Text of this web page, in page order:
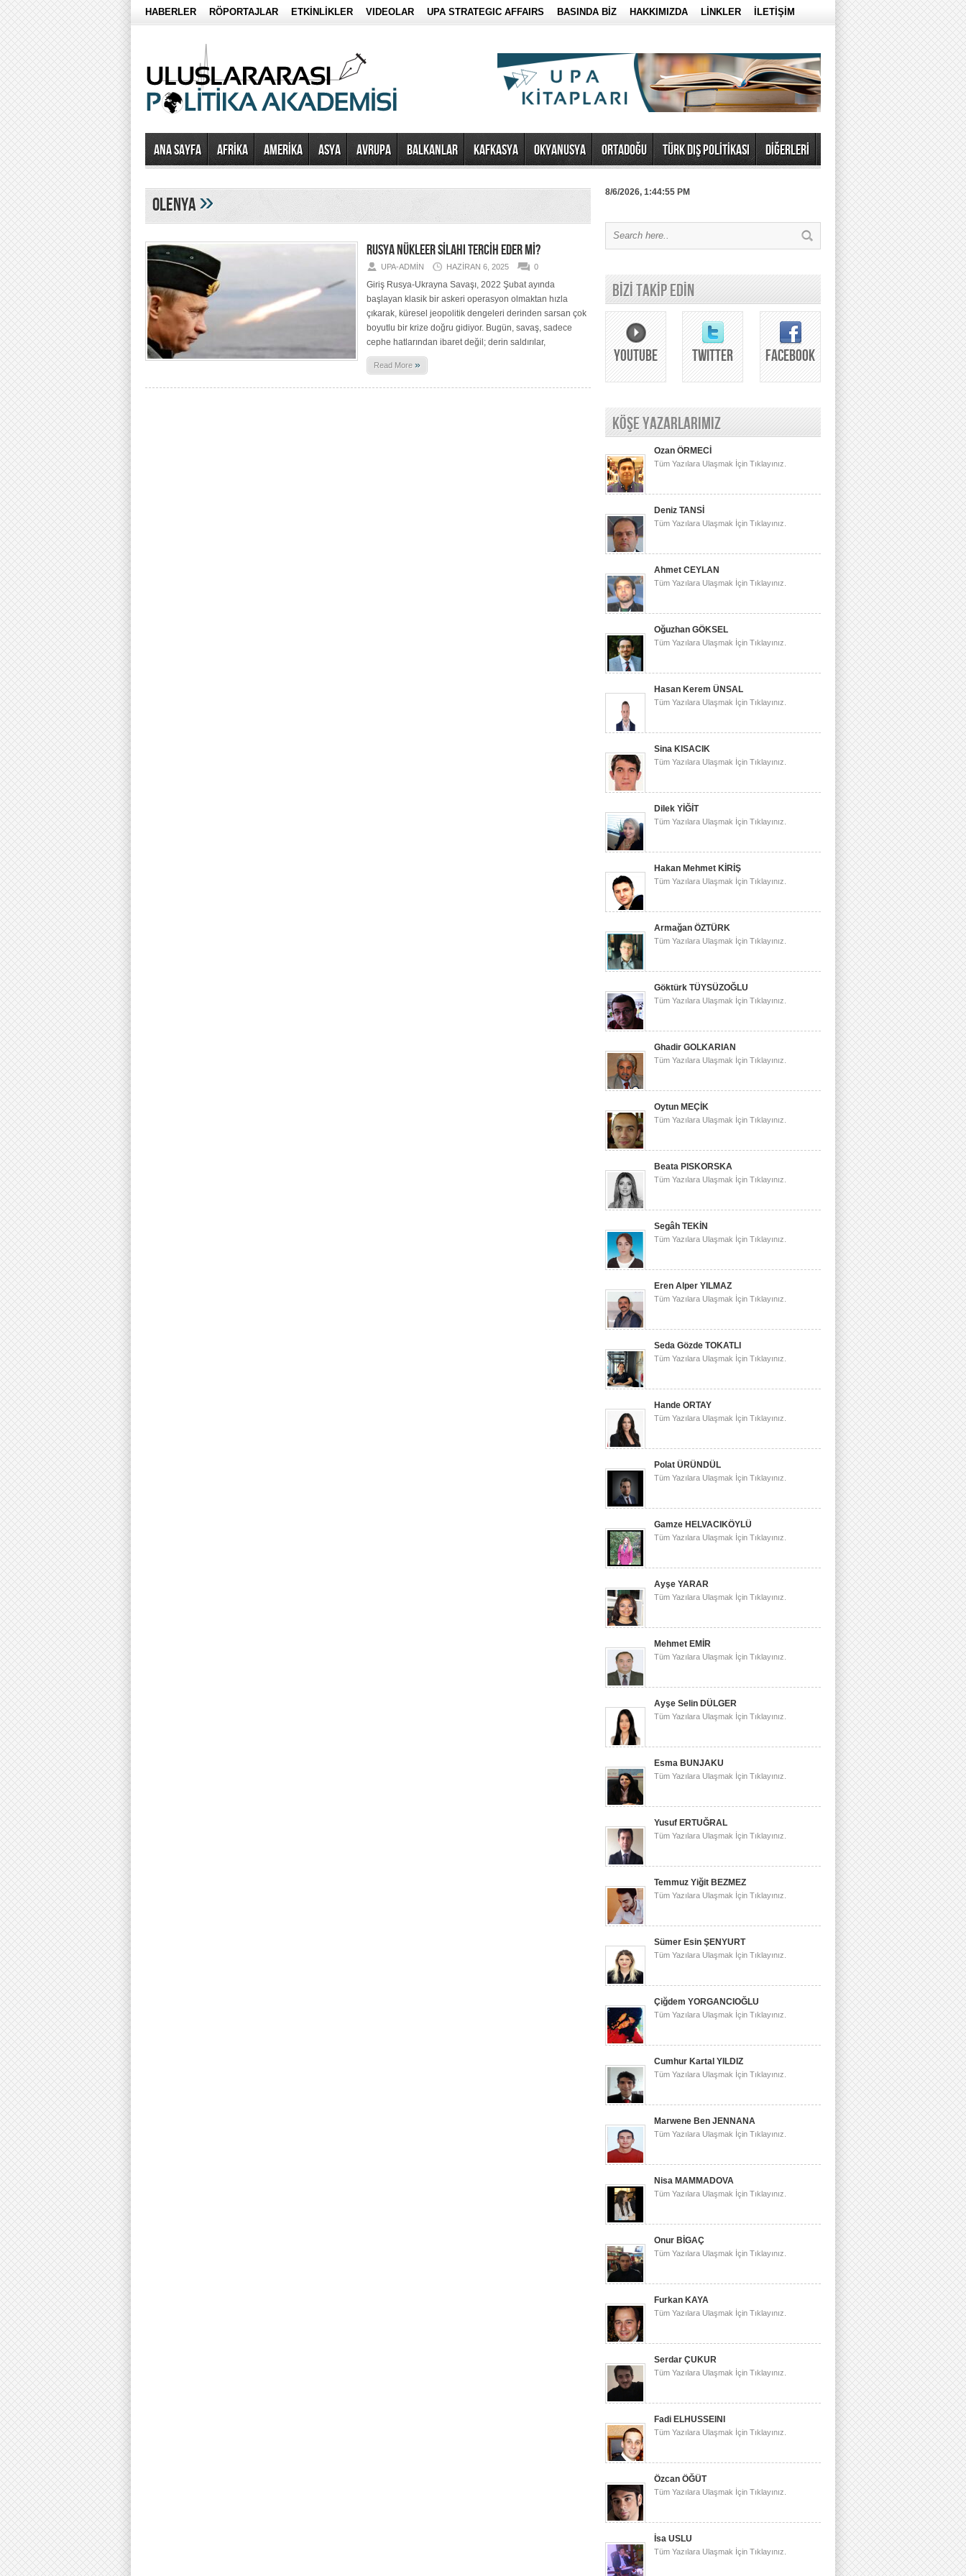
HABERLER RÖPORTAJLAR ETKİNLİKLER VIDEOLAR UPA STRATEGIC AFFAIRS BASINDA BİZ HAKKIMIZDA LİNKLER İLETİŞİM
Ana Sayfa AFRİKA AMERİKA ASYA AVRUPA BALKANLAR KAFKASYA OKYANUSYA ORTADOĞU TÜRK DIŞ POLİTİKASI DİĞERLERİ
Olenya»
RUSYA NÜKLEER SİLAHI TERCİH EDER Mİ?
UPA-ADMIN HAZIRAN 6, 2025 0
Giriş Rusya-Ukrayna Savaşı, 2022 Şubat ayında
başlayan klasik bir askeri operasyon olmaktan hızla
çıkarak, küresel jeopolitik dengeleri derinden sarsan çok
boyutlu bir krize doğru gidiyor. Bugün, savaş, sadece
cephe hatlarından ibaret değil; derin saldırılar,
Read More »
8/6/2026, 1:44:55 PM
BİZİ TAKİP EDİN
YOUTUBE TWITTER FACEBOOK
KÖŞE YAZARLARIMIZ
Ozan ÖRMECİ
Tüm Yazılara Ulaşmak İçin Tıklayınız.
Deniz TANSİ
Tüm Yazılara Ulaşmak İçin Tıklayınız.
Ahmet CEYLAN
Tüm Yazılara Ulaşmak İçin Tıklayınız.
Oğuzhan GÖKSEL
Tüm Yazılara Ulaşmak İçin Tıklayınız.
Hasan Kerem ÜNSAL
Tüm Yazılara Ulaşmak İçin Tıklayınız.
Sina KISACIK
Tüm Yazılara Ulaşmak İçin Tıklayınız.
Dilek YİĞİT
Tüm Yazılara Ulaşmak İçin Tıklayınız.
Hakan Mehmet KİRİŞ
Tüm Yazılara Ulaşmak İçin Tıklayınız.
Armağan ÖZTÜRK
Tüm Yazılara Ulaşmak İçin Tıklayınız.
Göktürk TÜYSÜZOĞLU
Tüm Yazılara Ulaşmak İçin Tıklayınız.
Ghadir GOLKARIAN
Tüm Yazılara Ulaşmak İçin Tıklayınız.
Oytun MEÇİK
Tüm Yazılara Ulaşmak İçin Tıklayınız.
Beata PISKORSKA
Tüm Yazılara Ulaşmak İçin Tıklayınız.
Segâh TEKİN
Tüm Yazılara Ulaşmak İçin Tıklayınız.
Eren Alper YILMAZ
Tüm Yazılara Ulaşmak İçin Tıklayınız.
Seda Gözde TOKATLI
Tüm Yazılara Ulaşmak İçin Tıklayınız.
Hande ORTAY
Tüm Yazılara Ulaşmak İçin Tıklayınız.
Polat ÜRÜNDÜL
Tüm Yazılara Ulaşmak İçin Tıklayınız.
Gamze HELVACIKÖYLÜ
Tüm Yazılara Ulaşmak İçin Tıklayınız.
Ayşe YARAR
Tüm Yazılara Ulaşmak İçin Tıklayınız.
Mehmet EMİR
Tüm Yazılara Ulaşmak İçin Tıklayınız.
Ayşe Selin DÜLGER
Tüm Yazılara Ulaşmak İçin Tıklayınız.
Esma BUNJAKU
Tüm Yazılara Ulaşmak İçin Tıklayınız.
Yusuf ERTUĞRAL
Tüm Yazılara Ulaşmak İçin Tıklayınız.
Temmuz Yiğit BEZMEZ
Tüm Yazılara Ulaşmak İçin Tıklayınız.
Sümer Esin ŞENYURT
Tüm Yazılara Ulaşmak İçin Tıklayınız.
Çiğdem YORGANCIOĞLU
Tüm Yazılara Ulaşmak İçin Tıklayınız.
Cumhur Kartal YILDIZ
Tüm Yazılara Ulaşmak İçin Tıklayınız.
Marwene Ben JENNANA
Tüm Yazılara Ulaşmak İçin Tıklayınız.
Nisa MAMMADOVA
Tüm Yazılara Ulaşmak İçin Tıklayınız.
Onur BİGAÇ
Tüm Yazılara Ulaşmak İçin Tıklayınız.
Furkan KAYA
Tüm Yazılara Ulaşmak İçin Tıklayınız.
Serdar ÇUKUR
Tüm Yazılara Ulaşmak İçin Tıklayınız.
Fadi ELHUSSEINI
Tüm Yazılara Ulaşmak İçin Tıklayınız.
Özcan ÖĞÜT
Tüm Yazılara Ulaşmak İçin Tıklayınız.
İsa USLU
Tüm Yazılara Ulaşmak İçin Tıklayınız.